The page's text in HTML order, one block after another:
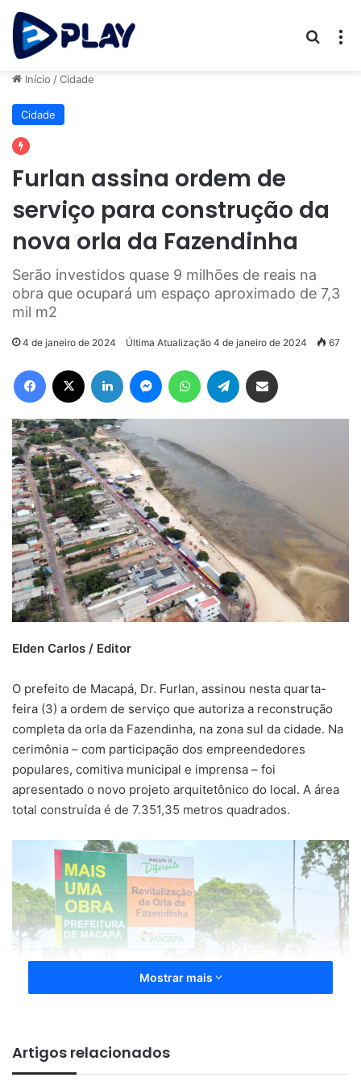
Início /Cidade
Cidade
Furlan assina ordem de
serviço para construção da
nova orla da Fazendinha
Serão investidos quase 9 milhões de reais na
obra que ocupará um espaço aproximado de 7,3
mil m2
4 de janeiro de 2024 Última Atualização 4 de janeiro de 2024 67
Facebook Linkedin MessengerWhatsAppTelegram
Elden Carlos / Editor
O prefeito de Macapá, Dr. Furlan, assinou nesta quarta-
feira (3) a ordem de serviço que autoriza a reconstrução
completa da orla da Fazendinha, na zona sul da cidade. Na
cerimônia – com participação dos empreendedores
populares, comitiva municipal e imprensa – foi
apresentado o novo projeto arquitetônico do local. A área
total construída é de 7.351,35 metros quadrados.
O investimento é de R$ 8.811.982.36 de emenda
parlamentar, e contrapartida do Tesouro Municipal. A
Mostrar mais
Artigos relacionados